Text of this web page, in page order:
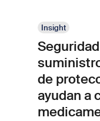
Insight
de
ayudan a